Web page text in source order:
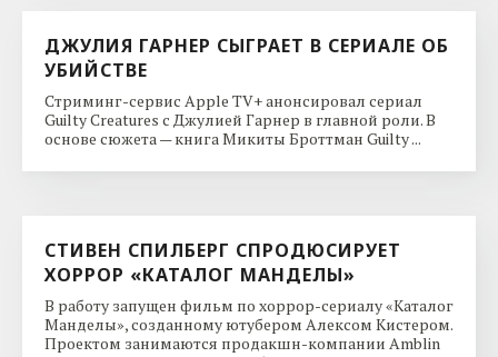
ДЖУЛИЯ ГАРНЕР СЫГРАЕТ В СЕРИАЛЕ ОБ
УБИЙСТВЕ
Стриминг-сервис Apple TV+ анонсировал сериал
Guilty Creatures с Джулией Гарнер в главной роли. В
основе сюжета — книга Микиты Броттман Guilty ...
СТИВЕН СПИЛБЕРГ СПРОДЮСИРУЕТ
ХОРРОР «КАТАЛОГ МАНДЕЛЫ»
В работу запущен фильм по хоррор-сериалу «Каталог
Манделы», созданному ютубером Алексом Кистером.
Проектом занимаются продакшн-компании Amblin